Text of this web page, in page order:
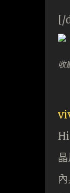
[/
收